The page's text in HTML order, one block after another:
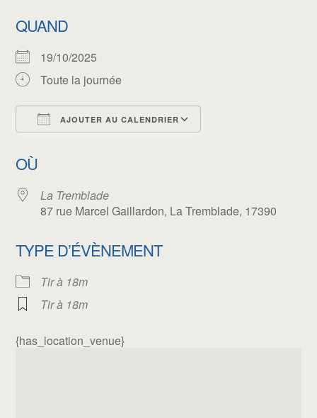
QUAND
19/10/2025
Toute la journée
AJOUTER AU CALENDRIER
OÙ
La Tremblade
87 rue Marcel Gaillardon, La Tremblade, 17390
TYPE D’ÉVÈNEMENT
Tir à 18m
Tir à 18m
{has_location_venue}